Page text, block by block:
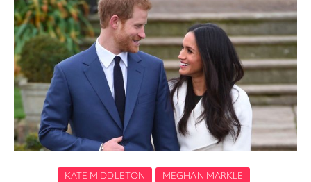
KATE MIDDLETON MEGHAN MARKLE